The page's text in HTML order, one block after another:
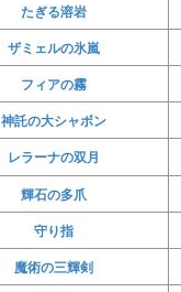
たぎる溶岩
ザミェルの氷嵐
フィアの霧
神託の大シャボン
レラーナの双月
輝石の多爪
守り指
魔術の三輝剣